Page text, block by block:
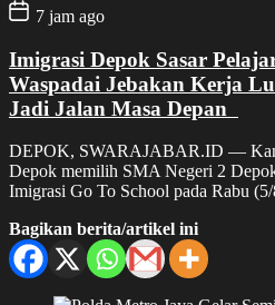
7 jam ago
Imigrasi Depok Sasar
Waspadai Jebakan Kerja
Jadi Jalan Masa Depan
DEPOK, SWARAJABAR.ID —
Depok memilih SMA Negeri 2
Imigrasi Go To School pada Rabu
Bagikan berita/artikel ini